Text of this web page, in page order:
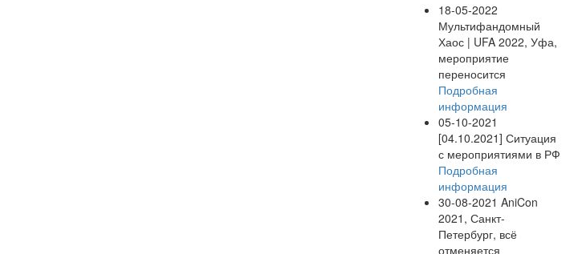
18-05-2022
Мультифандомный
Хаос | UFA 2022, Уфа,
мероприятие
переносится
Подробная
информация
05-10-2021
[04.10.2021] Ситуация
с мероприятиями в РФ
Подробная
информация
30-08-2021 AniCon
2021, Санкт-
Петербург, всё
отменяется